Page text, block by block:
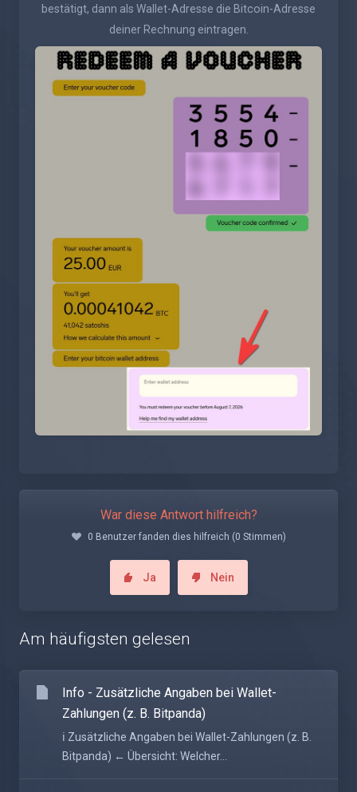
bestätigt, dann als Wallet-Adresse die Bitcoin-Adresse
deiner Rechnung eintragen.
War diese Antwort hilfreich?
0 Benutzer fanden dies hilfreich (0 Stimmen)
Ja Nein
Am häufigsten gelesen
Info - Zusätzliche Angaben bei Wallet-
Zahlungen (z. B. Bitpanda)
ℹ️ Zusätzliche Angaben bei Wallet-Zahlungen (z. B.
Bitpanda) ← Übersicht: Welcher...